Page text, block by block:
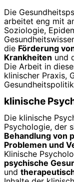
Die
arbeitet eng mit
Soziologie,
die Förderung
Krankheiten und
Die Arbeit in
klinischer Praxis,
klinische
Die klinische
Psychologie, der
Behandlung von
Problemen und
Klinische
psychische
und